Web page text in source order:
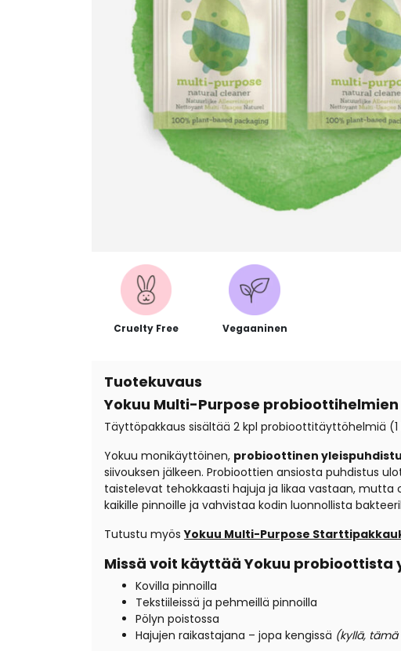
Cruelty Free Vegaaninen
Tuotekuvaus
Yokuu Multi-Purpose
Täyttöpakkaus sisältää 2 kpl probioottitäyttöhelmiä
Yokuu monikäyttöinen, probioottinen
siivouksen jälkeen. Probioottien ansiosta puhdistus
taistelevat tehokkaasti hajuja ja likaa vastaan, mutta
kaikille pinnoille ja vahvistaa kodin luonnollista
Tutustu myösYokuu Multi-Purpose
Missä voit käyttää Yokuu probioottista
Kovilla pinnoilla
Tekstiileissä ja pehmeillä pinnoilla
Pölyn poistossa
Hajujen raikastajana – jopa kengissä (kyllä,